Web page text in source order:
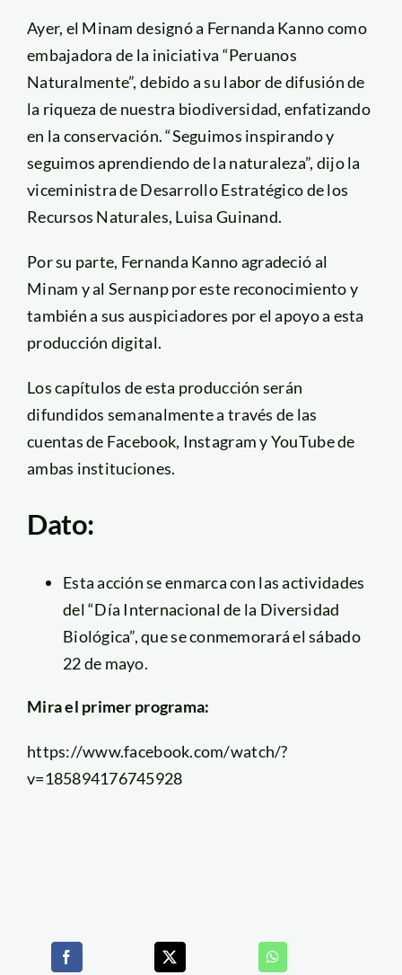
Ayer, el Minam designó a Fernanda Kanno como
embajadora de la iniciativa “Peruanos
Naturalmente”, debido a su labor de difusión de
la riqueza de nuestra biodiversidad, enfatizando
en la conservación. “Seguimos inspirando y
seguimos aprendiendo de la naturaleza”, dijo la
viceministra de Desarrollo Estratégico de los
Recursos Naturales, Luisa Guinand.
Por su parte, Fernanda Kanno agradeció al
Minam y al Sernanp por este reconocimiento y
también a sus auspiciadores por el apoyo a esta
producción digital.
Los capítulos de esta producción serán
difundidos semanalmente a través de las
cuentas de Facebook, Instagram y YouTube de
ambas instituciones.
Dato:
Esta acción se enmarca con las actividades
del “Día Internacional de la Diversidad
Biológica”, que se conmemorará el sábado
22 de mayo.
Mira el primer programa:
https://www.facebook.com/watch/?
v=185894176745928